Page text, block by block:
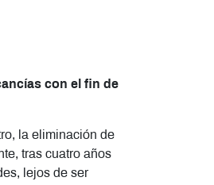
con el fin de
la eliminación de
tras cuatro años
lejos de ser